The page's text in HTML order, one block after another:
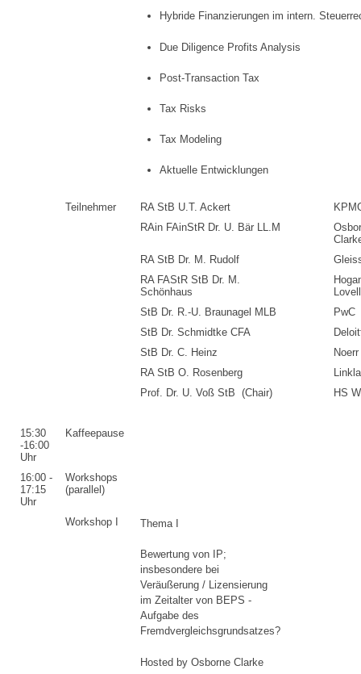
Hybride Finanzierungen im intern.
Due Diligence Profits Analysis
Post-Transaction Tax
Tax Risks
Tax Modeling
Aktuelle Entwicklungen
Teilnehmer RA StB U.T. Ackert
RAin FAinStR Dr. U. Bär LL.M
RA StB Dr. M. Rudolf
RA FAStR StB Dr. M.
Schönhaus
StB Dr. R.-U. Braunagel MLB
PwC
StB Dr. Schmidtke CFA
StB Dr. C. Heinz
Noerr
RA StB O. Rosenberg
Prof. Dr. U. Voß StB (Chair)
HS
15:30
-16:00
Uhr
Kaffeepause
16:00 -
17:15
Uhr
Workshops
(parallel)
Workshop I Thema I
Bewertung von IP;
insbesondere bei
Veräußerung / Lizensierung
im Zeitalter von BEPS -
Aufgabe des
Fremdvergleichsgrundsatzes?
Hosted by Osborne Clarke